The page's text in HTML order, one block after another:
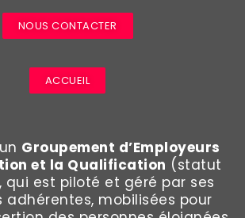
NOUS CONTACTER
ACCUEIL
Groupement d’Employeurs
et la Qualification (statut
est piloté et géré par ses
adhérentes, mobilisées pour